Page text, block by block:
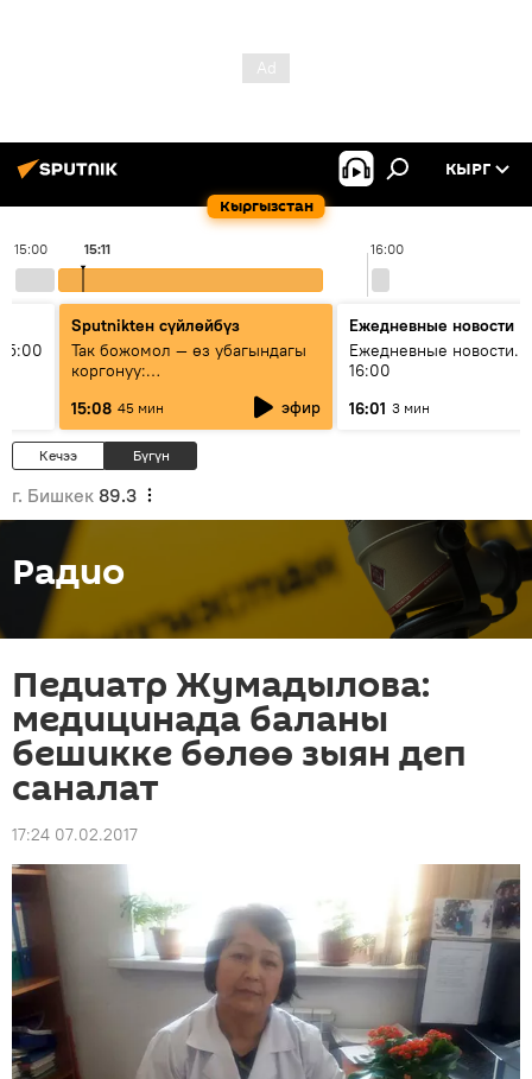
Кыргызстан
КЫРГ
15:00 16:00
15:11
Sputnikteн сүйлөйбүз
Так божомол — өз убагындагы
коргонуу:
гидрометеорологиялык кызмат
кантип өркүндөтүлүүдө
15:08 45 мин эфир
Ежедневные новости
Ежедневные новости.
16:00
16:01 3 мин
Кечээ Бүгүн
г. Бишкек 89.3
Радио
Педиатр Жумадылова:
медицинада баланы
бешикке бөлөө зыян деп
саналат
17:24 07.02.2017